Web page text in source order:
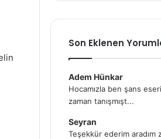
Son Eklenen
Adem Hünkar
Hocamızla ben şans
zaman tanışmışt...
Seyran
Teşekkür ederim aradım